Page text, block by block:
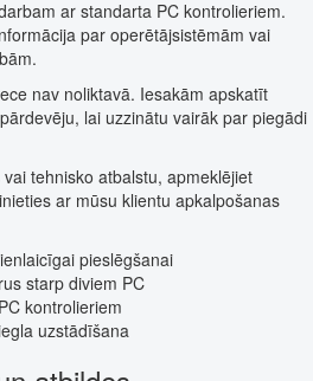
ar standarta PC kontrolieriem.
par operētājsistēmām vai
nav noliktavā. Iesakām apskatīt
lai uzzinātu vairāk par piegādi
tehnisko atbalstu, apmeklējiet
ar mūsu klientu apkalpošanas
pieslēgšanai
starp diviem PC
kontrolieriem
uzstādīšana